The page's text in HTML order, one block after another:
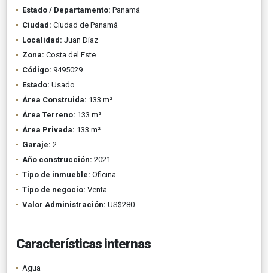
Estado / Departamento: Panamá
Ciudad: Ciudad de Panamá
Localidad: Juan Díaz
Zona: Costa del Este
Código: 9495029
Estado: Usado
Área Construida: 133 m²
Área Terreno: 133 m²
Área Privada: 133 m²
Garaje: 2
Año construcción: 2021
Tipo de inmueble: Oficina
Tipo de negocio: Venta
Valor Administración: US$280
Características internas
Agua